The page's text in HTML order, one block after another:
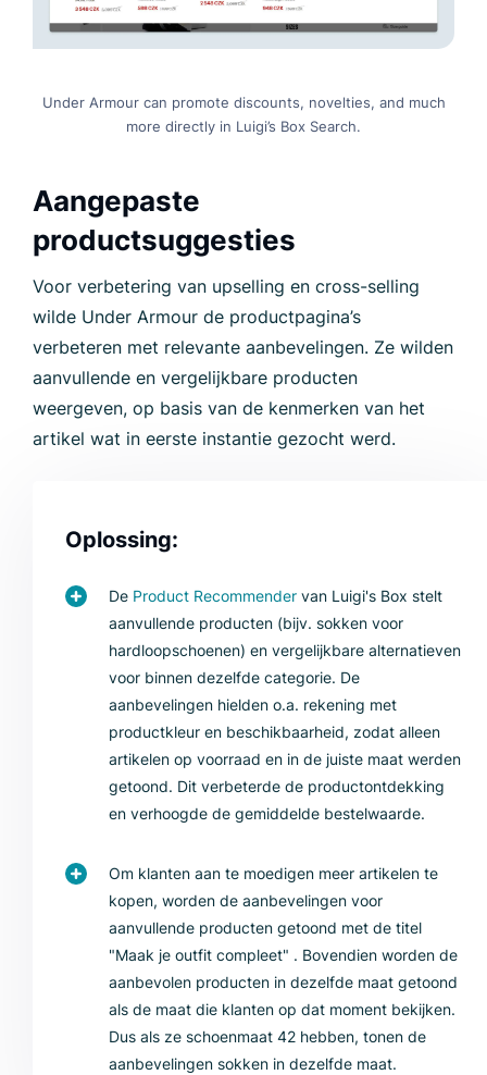
Under Armour can promote discounts, novelties, and much
more directly in Luigi’s Box Search.
Aangepaste
productsuggesties
Voor verbetering van upselling en cross-selling
wilde Under Armour de productpagina’s
verbeteren met relevante aanbevelingen. Ze wilden
aanvullende en vergelijkbare producten
weergeven, op basis van de kenmerken van het
artikel wat in eerste instantie gezocht werd.
Oplossing:
De Product Recommender van Luigi's Box stelt
aanvullende producten (bijv. sokken voor
hardloopschoenen) en vergelijkbare alternatieven
voor binnen dezelfde categorie. De
aanbevelingen hielden o.a. rekening met
productkleur en beschikbaarheid, zodat alleen
artikelen op voorraad en in de juiste maat werden
getoond. Dit verbeterde de productontdekking
en verhoogde de gemiddelde bestelwaarde.
Om klanten aan te moedigen meer artikelen te
kopen, worden de aanbevelingen voor
aanvullende producten getoond met de titel
"Maak je outfit compleet" . Bovendien worden de
aanbevolen producten in dezelfde maat getoond
als de maat die klanten op dat moment bekijken.
Dus als ze schoenmaat 42 hebben, tonen de
aanbevelingen sokken in dezelfde maat.